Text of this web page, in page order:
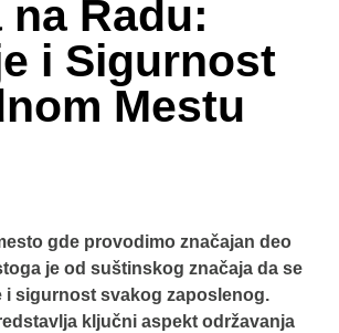
Radu:
i Sigurnost
Mestu
gde provodimo značajan deo
je od suštinskog značaja da se
i sigurnost svakog zaposlenog.
ključni aspekt održavanja